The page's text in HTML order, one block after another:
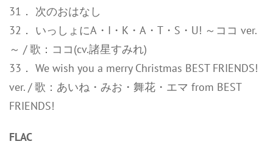
31． 次のおはなし
32． いっしょにA・I・K・A・T・S・U! ～ココ ver.
～ / 歌：ココ(cv.諸星すみれ)
33． We wish you a merry Christmas BEST FRIENDS!
ver. / 歌：あいね・みお・舞花・エマ from BEST
FRIENDS!
FLAC